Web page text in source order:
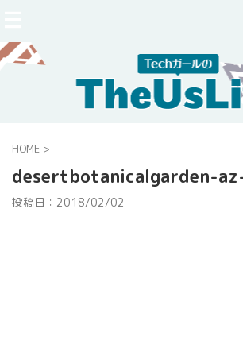
HOME >
desertbotanicalgarden-
投稿日： 2018/02/02